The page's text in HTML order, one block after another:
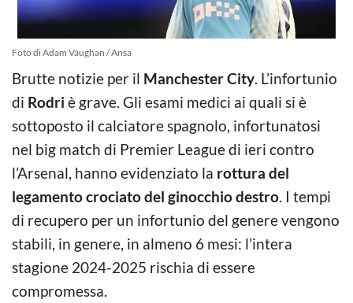
Foto di Adam Vaughan / Ansa
Brutte notizie per il Manchester City. L’infortunio
di Rodri è grave. Gli esami medici ai quali si è
sottoposto il calciatore spagnolo, infortunatosi
nel big match di Premier League di ieri contro
l’Arsenal, hanno evidenziato la rottura del
legamento crociato del ginocchio destro. I tempi
di recupero per un infortunio del genere vengono
stabili, in genere, in almeno 6 mesi: l’intera
stagione 2024-2025 rischia di essere
compromessa.